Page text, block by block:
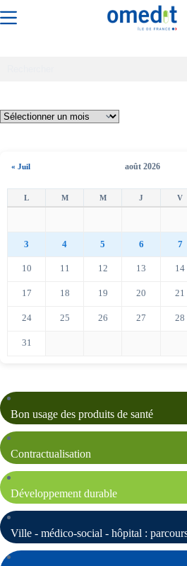
au
« Juil août 2026
3 4 5 6 7
10 11 12 13 14
17 18 19 20 21
24 25 26 27 28
31
Bon usage des produits de santé
Contractualisation
Développement durable
Ville - médico-social - hôpital :